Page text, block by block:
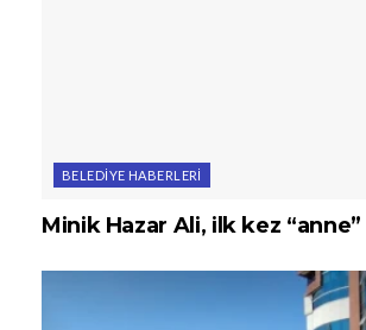
BELEDIYE HABERLERI
Minik Hazar Ali, ilk kez